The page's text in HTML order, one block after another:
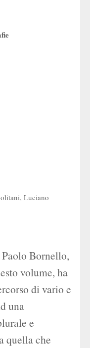
Luciano
Bornello,
volume, ha
di vario e
una
e
quella che